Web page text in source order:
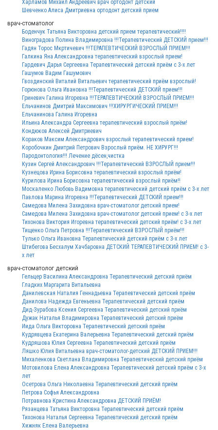
Харламов Михаил Андреевич врач ортодонт детский
Шевченко Алиса Дмитриевна ортодонт детский прием
врач-стоматолог
Боденчук Татьяна Викторовна детский прием терапевтический!!!!
Виноградова Полина Владимировна !!!Терапевтический ДЕТСКИЙ прием!!!
Гадян Торос Мкртичевич !!!ТЕРАПЕВТИЧЕСКИЙ ВЗРОСЛЫЙ ПРИЕМ!!!
Галкина Яна Александровна терапевтический взрослый прием!
Гардевич Дарья Сергеевна Терапевтический детский приём с 3-х лет
Гашумов Вадим Гашумович
Гвоздинский Виталий Витальевич терапевтический приём взрослый!
Горюнова Ольга Ивановна !!!Терапевтический ДЕТСКИЙ прием!!!
Гриневич Галина Игоревна !!!ТЕРАПЕВТИЧЕСКИЙ ВЗРОСЛЫЙ ПРИЕМ!!!
Ельчанинов Дмитрий Максимович !!!ХИРУРГИЧЕСКИЙ ПРИЕМ!!!
Ельчанинова Галина Игоревна
Ильина Александра Сергеевна терапевтический взрослый приём!
Кондюков Алексей Дмитриевич
Кораков Максим Александрович взрослый терапевтический прием!
Коробочкин Дмитрий Петрович Взрослый приём. НЕ ХИРУРГ!!!
Пародонтология!!! Лечение дёсен,чистка
Кузин Сергей Александрович !!!Терапевтический ВЗРОСЛЫЙ прием!!!
Кузнецова Ирина Борисовна терапевтический взрослый приём!
Курилова Ирина Борисовна терапевтический взрослый приём!!
Москаленко Любовь Вадимовна терапевтический детский приём с 3-х лет
Павлова Марина Игоревна !!!Терапевтический ДЕТСКИЙ прием!!!
Самедова Милена Захидовна врач-стоматолог детский прием!
Самедова Милена Захидовна врач-стоматолог детский прием! с 3-х лет
Тихонова Виктория Игоревна терапевтический детский приём! с 3-х лет
Тищенко Ольга Петровна !!!Терапевтический ВЗРОСЛЫЙ приём!!!
Тулько Ольга Ивановна Терапевтический детский приём с 3-х лет
Штибегова Бесхалум Хачбаровна ДЕТСКИЙ ТЕРАПЕВТИЧЕСКИЙ ПРИЕМ! с 3-
х лет
врач-стоматолог детский
Гельцер Василина Александровна Терапевтический детский приём
Гладких Маргарита Витальевна
Данилевская Наталия Геннадьевна Терапевтический детский приём
Данилова Надежда Евгеньевна Терапевтический детский приём
Дид-Зурабова Ксения Сергеевна Терапевтический детский приём
Дужак Наталья Владимировна Терапевтический детский приём
Иида Ольга Викторовна Терапевтический детский приём
Кудрявцева Екатерина Валерьевна Терапевтический детский приём
Кудряшова Юлия Сергеевна Терапевтический детский приём
Ляшко Юлия Витальевна врач-стоматолог-детский ДЕТСКИЙ ПРИЕМ!!!
Михаленкова Светлана Владимировна Терапевтический детский приём
Мотовилова Елена Александровна Терапевтический детский приём с 3-х
лет
Осетрова Ольга Николаевна Терапевтический детский приём
Петрова Софья Александровна
Потравнова Кристина Александровна ДЕТСКИЙ ПРИЁМ!
Рязанцева Татьяна Викторовна Терапевтический детский приём
Тихонова Наталья Сергеевна Терапевтический детский приём
Хижняк Елена Валерьевна